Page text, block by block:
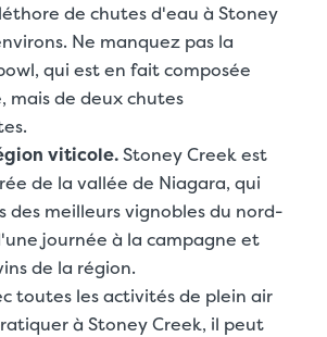
de chutes d'eau à Stoney
Ne manquez pas la
qui est en fait composée
mais de deux chutes
viticole.Stoney Creek est
de la vallée de Niagara, qui
des meilleurs vignobles du nord-
journée à la campagne et
de la région.
toutes les activités de plein air
à Stoney Creek, il peut